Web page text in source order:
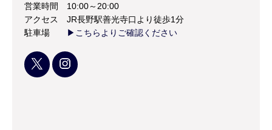
営業時間
10:00～20:00
アクセス
JR長野駅善光寺口より徒歩1分
駐車場
▶こちらよりご確認ください